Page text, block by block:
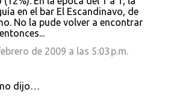
en el bar El Escandinavo, de
No la pude volver a encontrar
de 2009 a las 5:03 p.m.
dijo…